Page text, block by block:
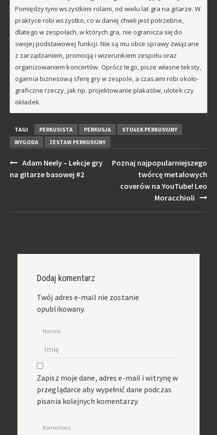
Pomiędzy tymi wszystkimi rolami, od wielu lat gra na gitarze. W
praktyce robi wszystko, co w danej chwili jest potrzebne,
dlatego w zespołach, w których gra, nie ogranicza się do
swojej podstawowej funkcji. Nie są mu obce sprawy związane
z zarządzaniem, promocją i wizerunkiem zespołu oraz
organizowaniem koncertów. Oprócz tego, pisze własne teksty,
ogarnia biznesową sferę gry w zespole, a czasami robi około-
graficzne rzeczy, jak np. projektowanie plakatów, ulotek czy
okładek.
TAGI PERKUSISTA PERKUSJA
STOŁEK PERKUSYJNY
WYGODA
ZESTAW PERKUSYJNY
Post
navigation
Adam Neely – Lekcje gry
na gitarze basowej #2
Poznaj najpopularniejszego
twórcę metalowych
coverów na YouTube! Leo
Moracchioli
Dodaj komentarz
Twój adres e-mail nie zostanie
opublikowany.
Nazwa
Zapisz moje dane, adres e-mail i witrynę w
przeglądarce aby wypełnić dane podczas
pisania kolejnych komentarzy.
Komentarz